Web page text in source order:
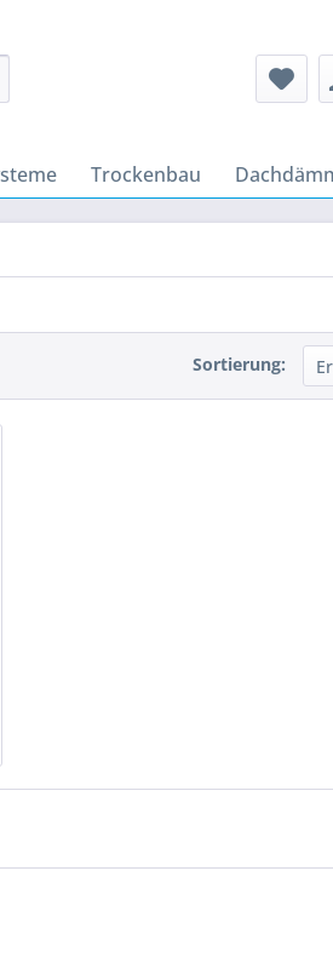
Trockenbau
Sortierung: